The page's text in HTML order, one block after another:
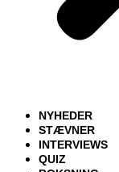
NYHEDER
STÆVNER
INTERVIEWS
QUIZ